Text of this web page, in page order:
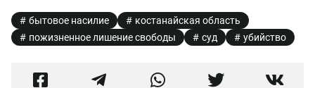
бытовое насилие
костанайская область
пожизненное лишение свободы
суд убийство